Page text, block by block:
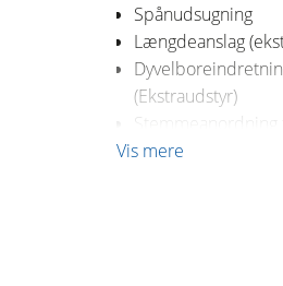
Spånudsugning
Længdeanslag
(Ekstraudstyr)
Vis mere